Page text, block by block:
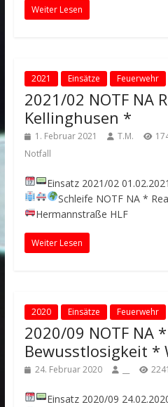
Weiter Lesen
2021 Einsätze Feuerwehr
2021/02 NOTF NA
Kellinghusen *
1. Februar 2021 T.M.
Notfall
Einsatz 2021/02
Schleife NOTF NA *
Hermannstraße HLF
Weiter Lesen
2020 Einsätze Feuerwehr
2020/09 NOTF NA *
Bewusstlosigkeit *
24. Februar 2020
Einsatz 2020/09